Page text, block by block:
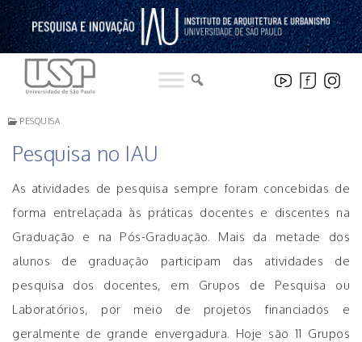
Pular
para
conteúdo
PESQUISA
Pesquisa no IAU
As atividades de pesquisa sempre foram concebidas de
forma entrelaçada às práticas docentes e discentes na
Graduação e na Pós-Graduação. Mais da metade dos
alunos de graduação participam das atividades de
pesquisa dos docentes, em Grupos de Pesquisa ou
Laboratórios, por meio de projetos financiados e
geralmente de grande envergadura. Hoje são 11 Grupos